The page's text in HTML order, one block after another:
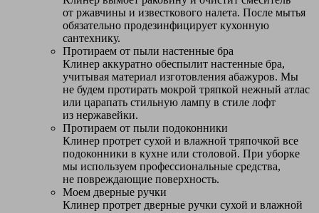
от ржавчины и известкового налета. После мытья
обязательно продезинфицирует кухонную
сантехнику.
Протираем от пыли настенные бра
Клинер аккуратно обеспылит настенные бра,
учитывая материал изготовления абажуров. Мы
не будем протирать мокрой тряпкой нежный атлас
или царапать стильную лампу в стиле лофт
из нержавейки.
Протираем от пыли подоконники
Клинер протрет сухой и влажной тряпочкой все
подоконники в кухне или столовой. При уборке
мы используем профессиональные средства,
не повреждающие поверхность.
Моем дверные ручки
Клинер протрет дверные ручки сухой и влажной